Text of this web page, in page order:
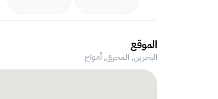
الموقع
البحرين, المحرق,أمواج